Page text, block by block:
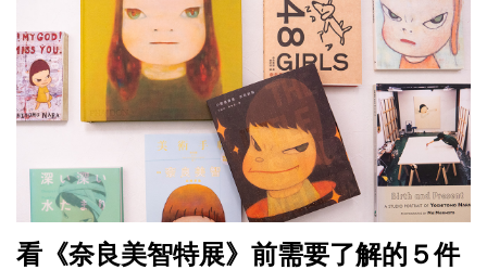
看《奈良美智特展》前需要了解的５件